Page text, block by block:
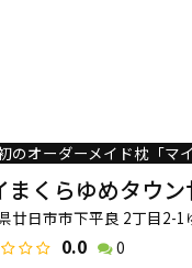
まくらゆめタウ
廿日市市下平良 2丁目2-
0.0 0